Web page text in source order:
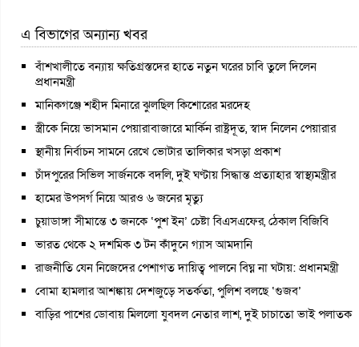
এ বিভাগের অন্যান্য খবর
বাঁশখালীতে বন্যায় ক্ষতিগ্রস্তদের হাতে নতুন ঘরের চাবি তুলে দিলেন
প্রধানমন্ত্রী
মানিকগঞ্জে শহীদ মিনারে ঝুলছিল কিশোরের মরদেহ
স্ত্রীকে নিয়ে ভাসমান পেয়ারাবাজারে মার্কিন রাষ্ট্রদূত, স্বাদ নিলেন পেয়ারার
স্থানীয় নির্বাচন সামনে রেখে ভোটার তালিকার খসড়া প্রকাশ
চাঁদপুরের সিভিল সার্জনকে বদলি, দুই ঘণ্টায় সিদ্ধান্ত প্রত্যাহার স্বাস্থ্যমন্ত্রীর
হামের উপসর্গ নিয়ে আরও ৬ জনের মৃত্যু
চুয়াডাঙ্গা সীমান্তে ৩ জনকে ‘পুশ ইন’ চেষ্টা বিএসএফের, ঠেকাল বিজিবি
ভারত থেকে ২ দশমিক ৩ টন কাঁদুনে গ্যাস আমদানি
রাজনীতি যেন নিজেদের পেশাগত দায়িত্ব পালনে বিঘ্ন না ঘটায়: প্রধানমন্ত্রী
বোমা হামলার আশঙ্কায় দেশজুড়ে সতর্কতা, পুলিশ বলছে ‘গুজব’
বাড়ির পাশের ডোবায় মিললো যুবদল নেতার লাশ, দুই চাচাতো ভাই পলাতক